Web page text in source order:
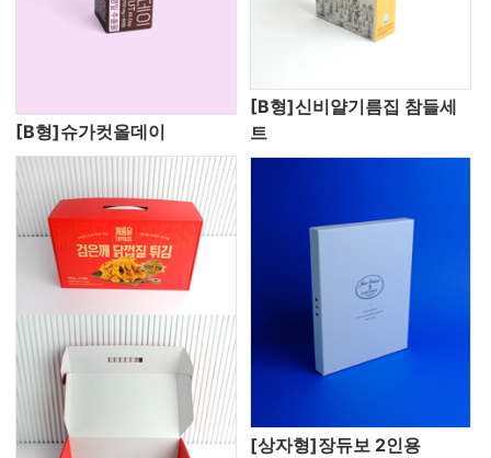
[B형]슈가컷올데이
[B형]신비얄기름집 참들세
트
[상자형]장듀보 2인용